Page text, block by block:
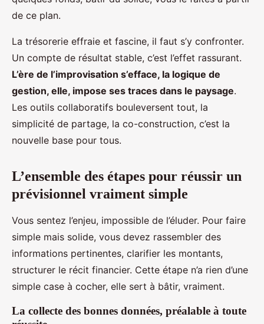
de ce plan.
La trésorerie effraie et fascine, il faut s’y confronter.
Un compte de résultat stable, c’est l’effet rassurant.
L’ère de l’improvisation s’efface, la logique de
gestion, elle, impose ses traces dans le paysage.
Les outils collaboratifs bouleversent tout, la
simplicité de partage, la co-construction, c’est la
nouvelle base pour tous.
L’ensemble des étapes pour réussir un
prévisionnel vraiment simple
Vous sentez l’enjeu, impossible de l’éluder. Pour faire
simple mais solide, vous devez rassembler des
informations pertinentes, clarifier les montants,
structurer le récit financier. Cette étape n’a rien d’une
simple case à cocher, elle sert à bâtir, vraiment.
La collecte des bonnes données, préalable à toute